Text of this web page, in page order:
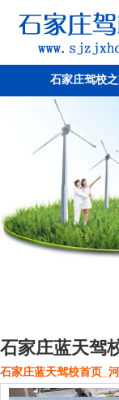
石家庄驾校
石家庄蓝天驾
石家庄蓝天驾校首页_